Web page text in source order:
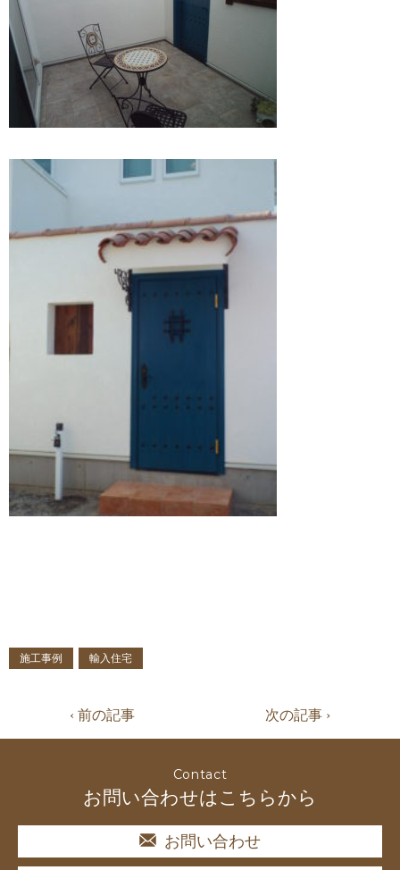
施工事例 輸入住宅
‹ 前の記事 次の記事 ›
Contact
お問い合わせはこちらから
お問い合わせ